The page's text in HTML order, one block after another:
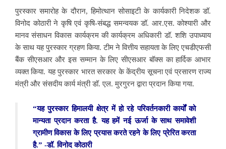
पुरस्कार समारोह के दौरान, हिमोत्थान सोसाइटी के कार्यकारी निदेशक डॉ.
विनोद कोठारी ने कृषि एवं कृषि-संबद्ध समन्वयक डॉ. आर.एस. कोश्यारी और
मानव संसाधन विकास कार्यक्रम की कार्यक्रम अधिकारी डॉ. शशि उपाध्याय
के साथ यह पुरस्कार ग्रहण किया. टीम ने वित्तीय सहायता के लिए एचडीएफसी
बैंक सीएसआर और इस सम्मान के लिए सीएसआर बॉक्स का हार्दिक आभार
व्यक्त किया. यह पुरस्कार भारत सरकार के केंद्रीय सूचना एवं प्रसारण राज्य
मंत्री और संसदीय कार्य मंत्री डॉ. एल. मुरगुरन द्वारा प्रदान किया गया.
“यह पुरस्कार हिमालयी क्षेत्र में हो रहे परिवर्तनकारी कार्यों को
मान्यता प्रदान करता है. यह हमें नई ऊर्जा के साथ समावेशी
ग्रामीण विकास के लिए प्रयास करते रहने के लिए प्रेरित करता
है.” -डॉ. विनोद कोठारी